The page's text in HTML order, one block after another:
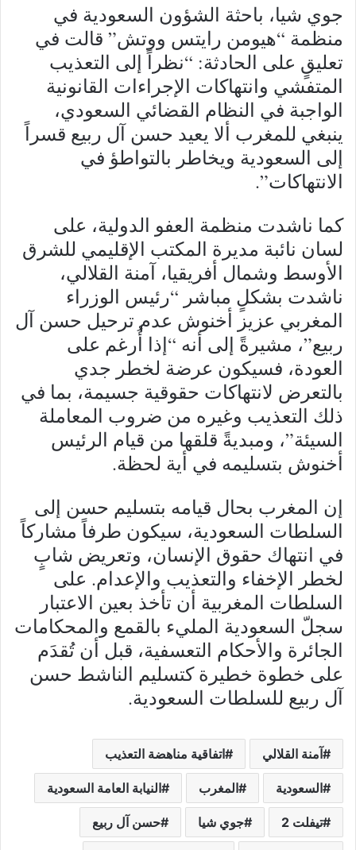
جوي شيا، باحثة الشؤون السعودية في
منظمة “هيومن رايتس ووتش” قالت في
تعليقٍ على الحادثة: “نظراً إلى التعذيب
المتفشي وانتهاكات الإجراءات القانونية
الواجبة في النظام القضائي السعودي،
ينبغي للمغرب ألا يعيد حسن آل ربيع قسراً
إلى السعودية ويخاطر بالتواطؤ في
الانتهاكات”.
كما ناشدت منظمة العفو الدولية، على
لسان نائبة مديرة المكتب الإقليمي للشرق
الأوسط وشمال أفريقيا، آمنة القلالي،
ناشدت بشكلٍ مباشر “رئيس الوزراء
المغربي عزيز أخنوش عدم ترحيل حسن آل
ربيع”، مشيرةً إلى أنه “إذا أُرغم على
العودة، فسيكون عرضة لخطر جدي
بالتعرض لانتهاكات حقوقية جسيمة، بما في
ذلك التعذيب وغيره من ضروب المعاملة
السيئة”، ومبديةً قلقها من قيام الرئيس
أخنوش بتسليمه في أية لحظة.
إن المغرب بحال قيامه بتسليم حسن إلى
السلطات السعودية، سيكون طرفاً مشاركاً
في انتهاك حقوق الإنسان، وتعريض شابٍ
لخطر الإخفاء والتعذيب والإعدام. على
السلطات المغربية أن تأخذ بعين الاعتبار
سجلّ السعودية المليء بالقمع والمحكامات
الجائرة والأحكام التعسفية، قبل أن تُقدَم
على خطوة خطيرة كتسليم الناشط حسن
آل ربيع للسلطات السعودية.
آمنة القلالي اتفاقية مناهضة التعذيب
السعودية المغرب النيابة العامة السعودية
تيفلت 2 جوي شيا حسن آل ربيع